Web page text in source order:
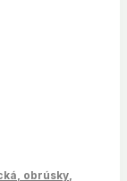
obrúsky,